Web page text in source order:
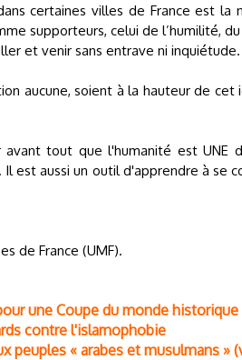
certaines villes de France est la
supporteurs, celui de l’humilité,
et venir sans entrave ni inquiétude.
aucune, soient à la hauteur de cet
tout que l'humanité est UNE
est aussi un outil d'apprendre à se
de France (UMF).
une Coupe du monde historique
contre l'islamophobie
peuples « arabes et musulmans »